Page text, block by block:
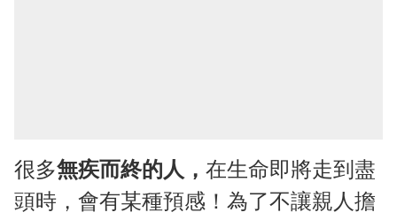
很多無疾而終的人， 在生命即將走到盡
頭時，會有某種預感！為了不讓親人擔